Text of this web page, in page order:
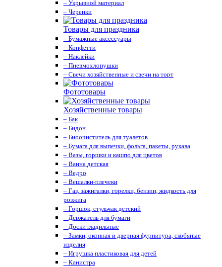
– Укрывной материал
– Черенки
Товары для праздника
– Бумажные аксессуары
– Конфетти
– Наклейки
– Пневмохлопушки
– Свечи хозяйственные и свечи на торт
Фототовары
Хозяйственные товары
– Бак
– Бидон
– Биоочиститель для туалетов
– Бумага для выпечки, фольга, пакеты, рукава
– Вазы, горшки и кашпо для цветов
– Ванна детская
– Ведро
– Вешалки-плечеки
– Газ, зажигалки, горелки, бензин, жидкость для
розжига
– Горшок, стульчак детский
– Держатель для бумаги
– Доски гладильные
– Замки, оконная и дверная фурнитура, скобяные
изделия
– Игрушка пластиковая для детей
– Канистра